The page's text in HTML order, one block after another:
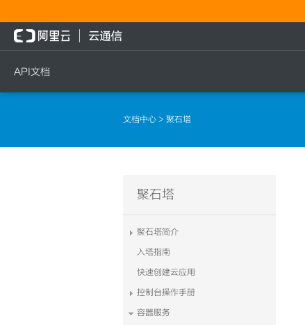
API文档
文档中心 > 聚石塔
聚石塔
聚石塔简介
入塔指南
快速创建云应用
控制台操作手册
容器服务